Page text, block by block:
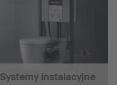
Systemy instalacyjne